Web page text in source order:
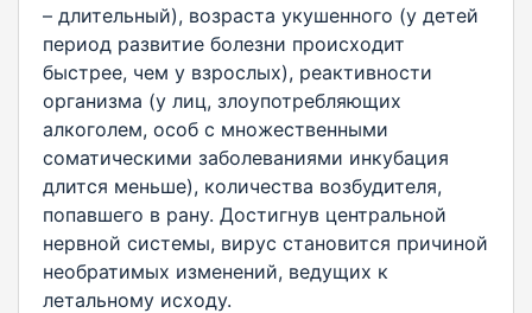
– длительный), возраста укушенного (у детей
период развитие болезни происходит
быстрее, чем у взрослых), реактивности
организма (у лиц, злоупотребляющих
алкоголем, особ с множественными
соматическими заболеваниями инкубация
длится меньше), количества возбудителя,
попавшего в рану. Достигнув центральной
нервной системы, вирус становится причиной
необратимых изменений, ведущих к
летальному исходу.